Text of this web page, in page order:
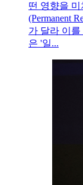
떤 영향을
(Permanent
가 달라 이
은 '일...